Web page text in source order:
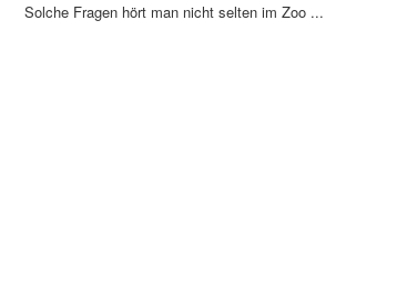
Solche Fragen hört man nicht selten im Zoo ...